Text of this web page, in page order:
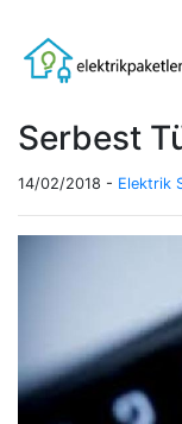
Serbest
14/02/2018 - Elektrik